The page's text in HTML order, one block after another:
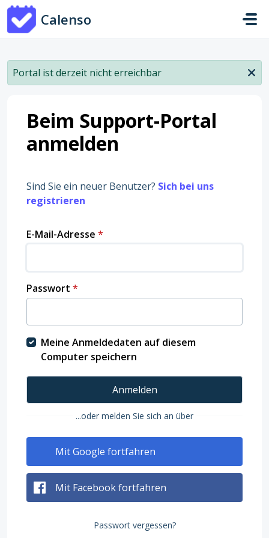
Zum hauptsächlichen Inhalt gehen
Calenso
Portal ist derzeit nicht erreichbar
Beim Support-Portal
anmelden
Sind Sie ein neuer Benutzer? Sich bei uns
registrieren
E-Mail-Adresse *
Passwort *
Meine Anmeldedaten auf diesem
Computer speichern
Anmelden
...oder melden Sie sich an über
Mit Google fortfahren
Mit Facebook fortfahren
Passwort vergessen?